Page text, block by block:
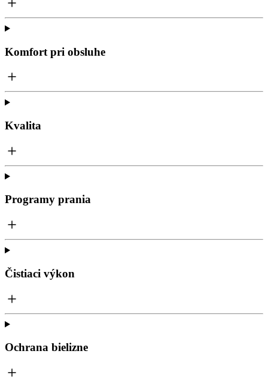
Komfort pri obsluhe
Kvalita
Programy prania
Čistiaci výkon
Ochrana bielizne